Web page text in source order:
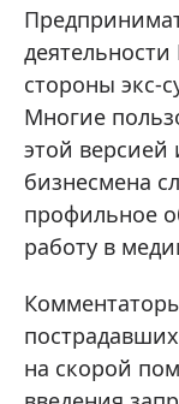
стороны экс-
Многие
этой версией
бизнесмена
профильное
работу в
на скорой